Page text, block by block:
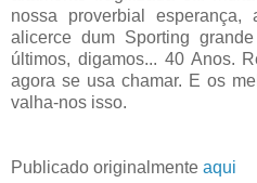
nossa proverbial
alicerce dum Sporting
últimos, digamos... 40 Anos.
agora se usa chamar. E os
valha-nos isso.
Publicado originalmente aqui